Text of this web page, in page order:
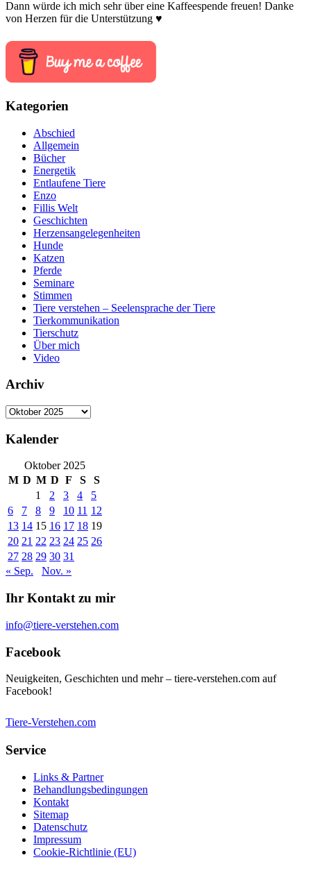
Dann würde ich mich sehr über eine Kaffeespende freuen! Danke
von Herzen für die Unterstützung ♥
Kategorien
Abschied
Allgemein
Bücher
Energetik
Entlaufene Tiere
Enzo
Fillis Welt
Geschichten
Herzensangelegenheiten
Hunde
Katzen
Pferde
Seminare
Stimmen
Tiere verstehen – Seelensprache der Tiere
Tierkommunikation
Tierschutz
Über mich
Video
Archiv
Archiv
Kalender
Oktober 2025
M D M D F S
S
1
2 3 4
5
6
7 8 9 10 11 12
13 14 15 16 17 18 19
20 21 22 23 24 25 26
27 28 29 30 31
« Sep.
Nov. »
Ihr Kontakt zu mir
info@tiere-verstehen.com
Facebook
Neuigkeiten, Geschichten und mehr – tiere-verstehen.com auf
Facebook!
Tiere-Verstehen.com
Service
Links & Partner
Behandlungsbedingungen
Kontakt
Sitemap
Datenschutz
Impressum
Cookie-Richtlinie (EU)